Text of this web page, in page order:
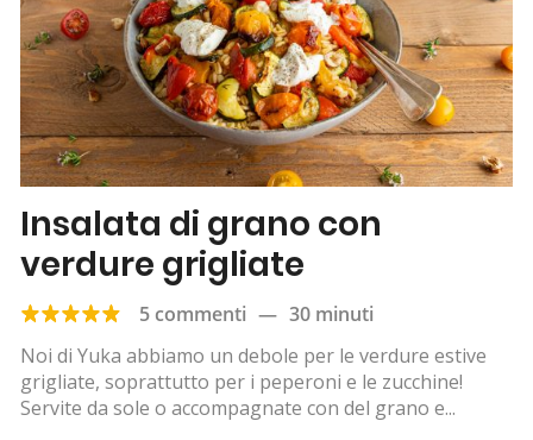
Insalata di grano con
verdure grigliate
5 commenti — 30 minuti
Noi di Yuka abbiamo un debole per le verdure estive
grigliate, soprattutto per i peperoni e le zucchine!
Servite da sole o accompagnate con del grano e...